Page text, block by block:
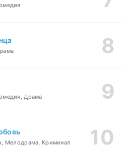
Драма
Мелодрама, Криминал